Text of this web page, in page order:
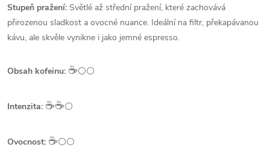
Stupeň pražení: Světlé až střední pražení, které zachovává
přirozenou sladkost a ovocné nuance. Ideální na filtr, překapávanou
kávu, ale skvěle vynikne i jako jemné espresso.
Obsah kofeinu: ☕️⚪⚪
Intenzita: ☕️☕️⚪
Ovocnost: ☕️⚪⚪